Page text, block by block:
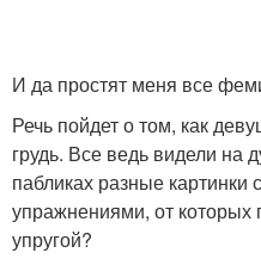
И да простят меня все
Речь пойдет о том, как
грудь. Все ведь видели на
пабликах разные
упражнениями, от которых
упругой?